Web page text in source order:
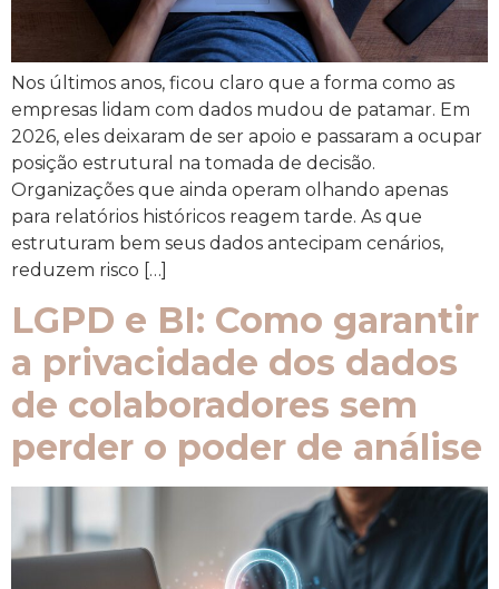
Nos últimos anos, ficou claro que a forma como as
empresas lidam com dados mudou de patamar. Em
2026, eles deixaram de ser apoio e passaram a ocupar
posição estrutural na tomada de decisão.
Organizações que ainda operam olhando apenas
para relatórios históricos reagem tarde. As que
estruturam bem seus dados antecipam cenários,
reduzem risco […]
LGPD e BI: Como garantir
a privacidade dos dados
de colaboradores sem
perder o poder de análise